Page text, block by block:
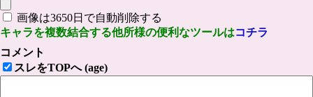
画像は3650日で自動削除する
キャラを複数結合する他所様の便利なツールはコチラ
コメント
スレをTOPへ (age)